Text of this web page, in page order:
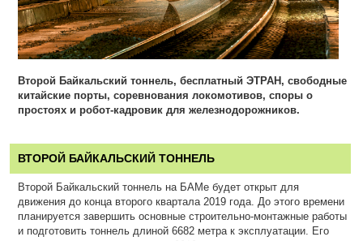
Второй Байкальский тоннель, бесплатный ЭТРАН, свободные
китайские порты, соревнования локомотивов, споры о
простоях и робот-кадровик для железнодорожников.
ВТОРОЙ БАЙКАЛЬСКИЙ ТОННЕЛЬ
Второй Байкальский тоннель на БАМе будет открыт для
движения до конца второго квартала 2019 года. До этого времени
планируется завершить основные строительно-монтажные работы
и подготовить тоннель длиной 6682 метра к эксплуатации. Его